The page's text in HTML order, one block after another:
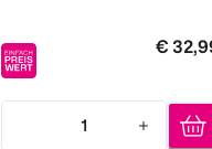
€
1
Quantity: 1